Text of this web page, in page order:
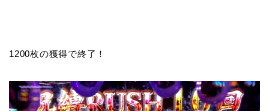
1200枚の獲得で終了！